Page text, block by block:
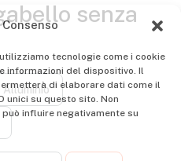
tecnologie come i cookie
informazioni del dispositivo. Il
di elaborare dati come il
unici su questo sito. Non
influire negativamente su
senza
Alluminio